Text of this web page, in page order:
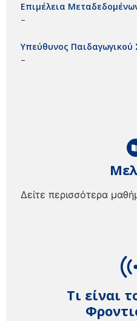
Τι είναι
Δείτε περισσότερα
Επιμέλεια
–
Υπεύθυνος Παιδαγωγικού
–